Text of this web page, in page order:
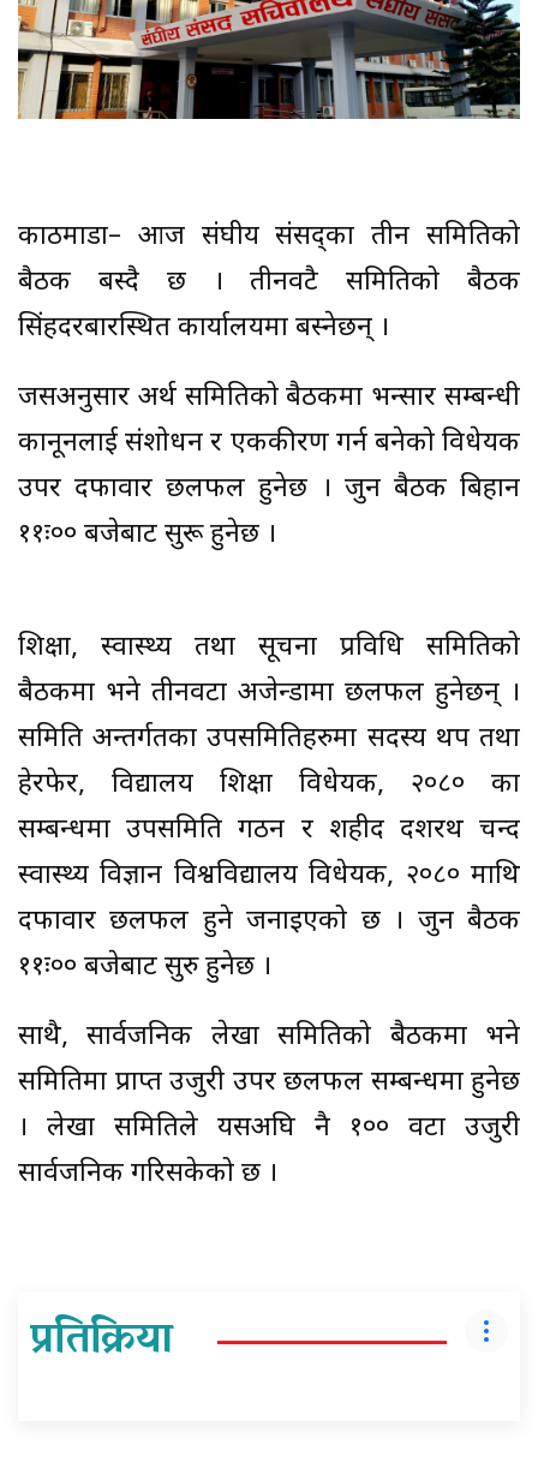
काठमाडौं– आज संघीय संसद्का तीन समितिको
बैठक बस्दै छ । तीनवटै समितिको बैठक
सिंहदरबारस्थित कार्यालयमा बस्नेछन् ।
जसअनुसार अर्थ समितिको बैठकमा भन्सार सम्बन्धी
कानूनलाई संशोधन र एककीरण गर्न बनेको विधेयक
उपर दफावार छलफल हुनेछ । जुन बैठक बिहान
११ः०० बजेबाट सुरू हुनेछ ।
शिक्षा, स्वास्थ्य तथा सूचना प्रविधि समितिको
बैठकमा भने तीनवटा अजेन्डामा छलफल हुनेछन् ।
समिति अन्तर्गतका उपसमितिहरुमा सदस्य थप तथा
हेरफेर, विद्यालय शिक्षा विधेयक, २०८० का
सम्बन्धमा उपसमिति गठन र शहीद दशरथ चन्द
स्वास्थ्य विज्ञान विश्वविद्यालय विधेयक, २०८० माथि
दफावार छलफल हुने जनाइएको छ । जुन बैठक
११ः०० बजेबाट सुरु हुनेछ ।
साथै, सार्वजनिक लेखा समितिको बैठकमा भने
समितिमा प्राप्त उजुरी उपर छलफल सम्बन्धमा हुनेछ
। लेखा समितिले यसअघि नै १०० वटा उजुरी
सार्वजनिक गरिसकेको छ ।
प्रतिक्रिया